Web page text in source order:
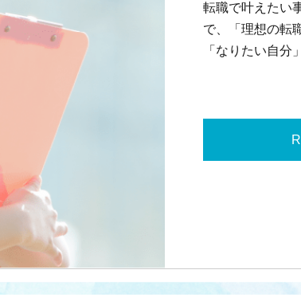
転職で叶えたい
で、「理想の転
「なりたい自分